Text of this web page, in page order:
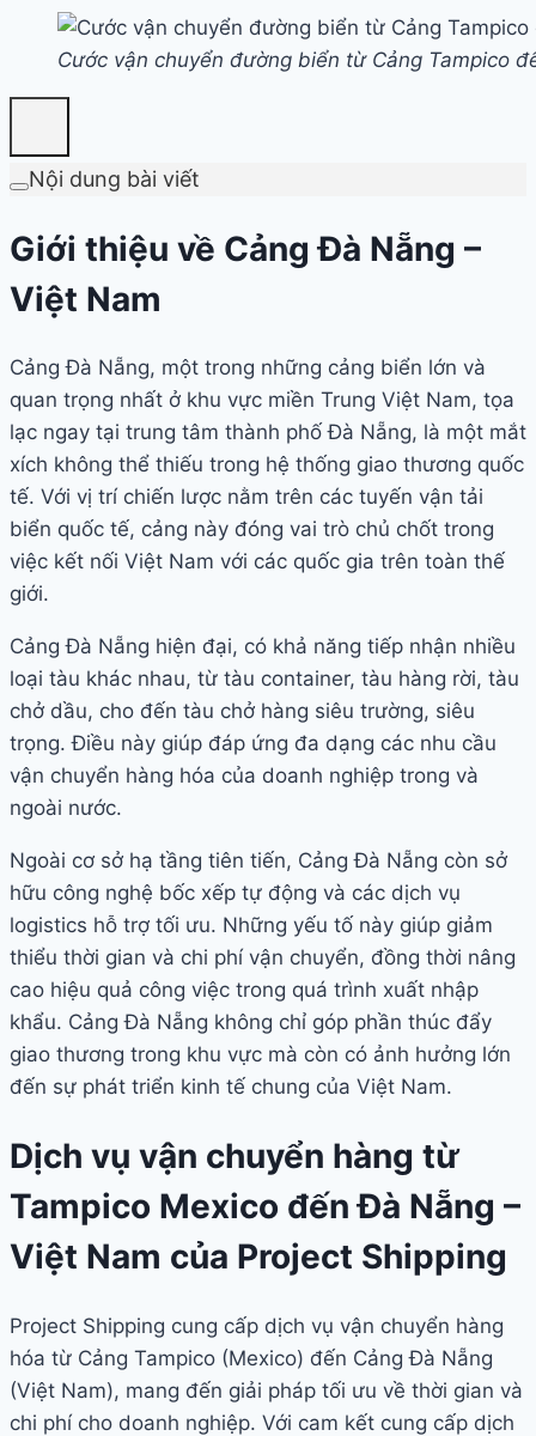
Cước vận chuyển đường biển từ Cảng Tampico
Nội dung bài viết
Giới thiệu về Cảng Đà Nẵng –
Việt Nam
Cảng Đà Nẵng, một trong những cảng biển lớn và
quan trọng nhất ở khu vực miền Trung Việt Nam, tọa
lạc ngay tại trung tâm thành phố Đà Nẵng, là một mắt
xích không thể thiếu trong hệ thống giao thương quốc
tế. Với vị trí chiến lược nằm trên các tuyến vận tải
biển quốc tế, cảng này đóng vai trò chủ chốt trong
việc kết nối Việt Nam với các quốc gia trên toàn thế
giới.
Cảng Đà Nẵng hiện đại, có khả năng tiếp nhận nhiều
loại tàu khác nhau, từ tàu container, tàu hàng rời, tàu
chở dầu, cho đến tàu chở hàng siêu trường, siêu
trọng. Điều này giúp đáp ứng đa dạng các nhu cầu
vận chuyển hàng hóa của doanh nghiệp trong và
ngoài nước.
Ngoài cơ sở hạ tầng tiên tiến, Cảng Đà Nẵng còn sở
hữu công nghệ bốc xếp tự động và các dịch vụ
logistics hỗ trợ tối ưu. Những yếu tố này giúp giảm
thiểu thời gian và chi phí vận chuyển, đồng thời nâng
cao hiệu quả công việc trong quá trình xuất nhập
khẩu. Cảng Đà Nẵng không chỉ góp phần thúc đẩy
giao thương trong khu vực mà còn có ảnh hưởng lớn
đến sự phát triển kinh tế chung của Việt Nam.
Dịch vụ vận chuyển hàng từ
Tampico Mexico đến Đà Nẵng –
Việt Nam của Project Shipping
Project Shipping cung cấp dịch vụ vận chuyển hàng
hóa từ Cảng Tampico (Mexico) đến Cảng Đà Nẵng
(Việt Nam), mang đến giải pháp tối ưu về thời gian và
chi phí cho doanh nghiệp. Với cam kết cung cấp dịch